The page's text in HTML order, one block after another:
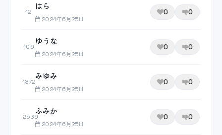
12
はら
2024年6月25日
0 0
109
ゆうな
2024年6月25日
0 0
1872
みゆみ
2024年6月25日
0 0
2539
ふみか
2024年6月25日
0 0